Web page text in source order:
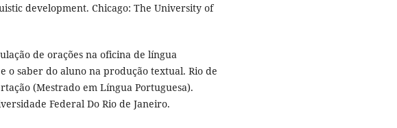
development. Chicago: The University of
de orações na oficina de língua
e o saber do aluno na produção textual. Rio de
(Mestrado em Língua Portuguesa).
Federal Do Rio de Janeiro.